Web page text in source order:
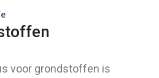
voor grondstoffen is